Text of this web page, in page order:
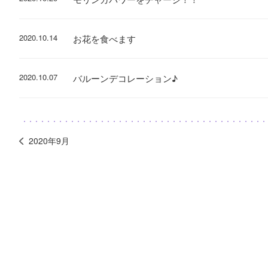
2020.10.14 お花を食べます
2020.10.07 バルーンデコレーション♪
2020年9月